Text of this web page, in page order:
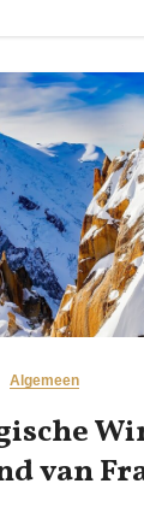
Algemeen
van